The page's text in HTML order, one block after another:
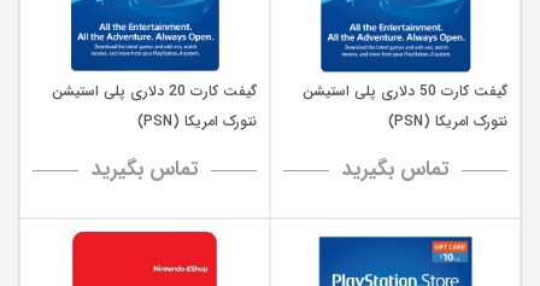
گیفت کارت 50 دلاری پلی استیشن
نتورک امریکا (PSN)
تماس بگیرید
گیفت کارت 20 دلاری پلی استیشن
نتورک امریکا (PSN)
تماس بگیرید